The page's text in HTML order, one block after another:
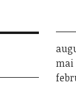
mai